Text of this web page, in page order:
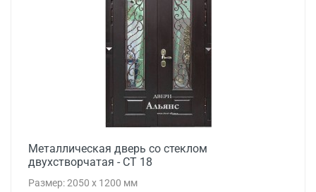
Металлическая дверь со стеклом
двухстворчатая - СТ 18
Размер: 2050 x 1200 мм